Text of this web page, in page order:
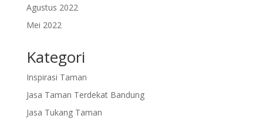
Agustus 2022
Mei 2022
Kategori
Inspirasi Taman
Jasa Taman Terdekat Bandung
Jasa Tukang Taman